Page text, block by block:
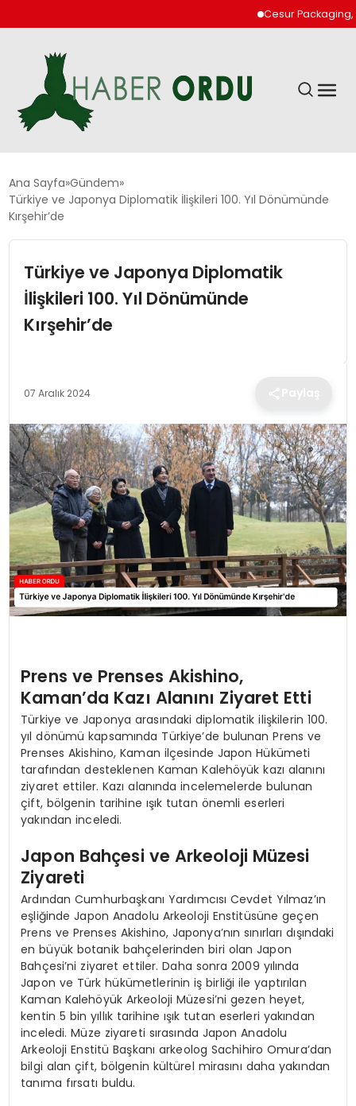
Cesur Packaging,
GÜNDEM
DÜNYA
EKONOMI
SIYASET
MAGAZIN
SPOR
YAŞAM
Ana Sayfa Gündem
Türkiye ve Japonya Diplomatik İlişkileri 100. Yıl Dönümünde
Kırşehir’de
Türkiye ve Japonya Diplomatik
İlişkileri 100. Yıl Dönümünde
Kırşehir’de
07 Aralık 2024
Prens ve Prenses Akishino,
Kaman’da Kazı Alanını Ziyaret Etti
Türkiye ve Japonya arasındaki diplomatik ilişkilerin 100.
yıl dönümü kapsamında Türkiye’de bulunan Prens ve
Prenses Akishino, Kaman ilçesinde Japon Hükümeti
tarafından desteklenen Kaman Kalehöyük kazı alanını
ziyaret ettiler. Kazı alanında incelemelerde bulunan
çift, bölgenin tarihine ışık tutan önemli eserleri
yakından inceledi.
Japon Bahçesi ve Arkeoloji Müzesi
Ziyareti
Ardından Cumhurbaşkanı Yardımcısı Cevdet Yılmaz’ın
eşliğinde Japon Anadolu Arkeoloji Enstitüsüne geçen
Prens ve Prenses Akishino, Japonya’nın sınırları dışındaki
en büyük botanik bahçelerinden biri olan Japon
Bahçesi’ni ziyaret ettiler. Daha sonra 2009 yılında
Japon ve Türk hükümetlerinin iş birliği ile yaptırılan
Kaman Kalehöyük Arkeoloji Müzesi’ni gezen heyet,
kentin 5 bin yıllık tarihine ışık tutan eserleri yakından
inceledi. Müze ziyareti sırasında Japon Anadolu
Arkeoloji Enstitü Başkanı arkeolog Sachihiro Omura’dan
bilgi alan çift, bölgenin kültürel mirasını daha yakından
tanıma fırsatı buldu.